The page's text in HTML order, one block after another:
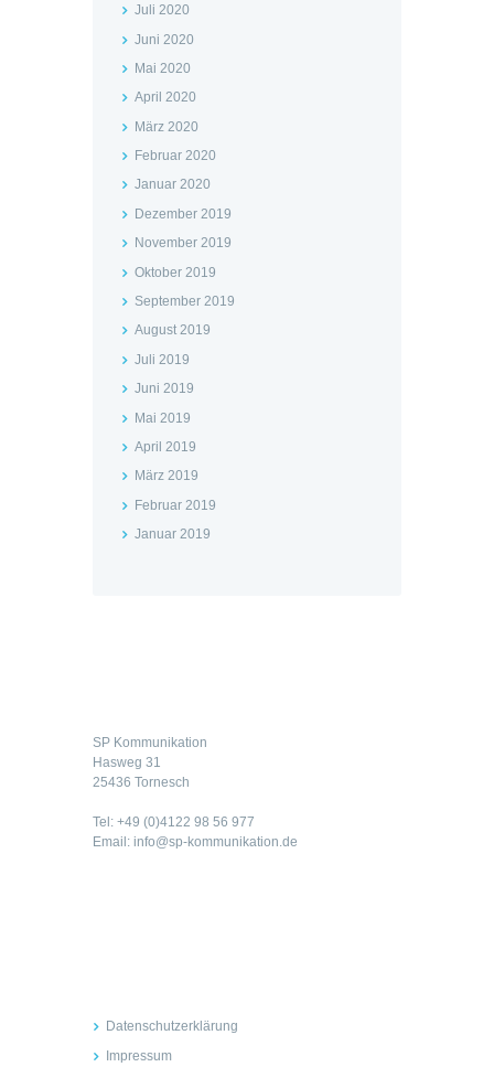
Juli 2020
Juni 2020
Mai 2020
April 2020
März 2020
Februar 2020
Januar 2020
Dezember 2019
November 2019
Oktober 2019
September 2019
August 2019
Juli 2019
Juni 2019
Mai 2019
April 2019
März 2019
Februar 2019
Januar 2019
SP Kommunikation
Hasweg 31
25436 Tornesch
Tel: +49 (0)4122 98 56 977
Email: info@sp-kommunikation.de
Datenschutzerklärung
Impressum